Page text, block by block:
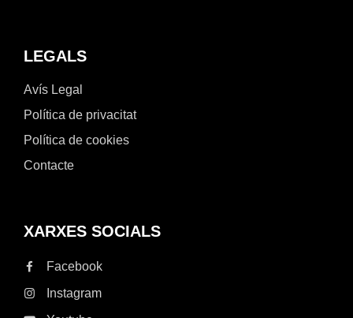
LEGALS
Avís Legal
Política de privacitat
Política de cookies
Contacte
XARXES SOCIALS
Facebook
Instagram